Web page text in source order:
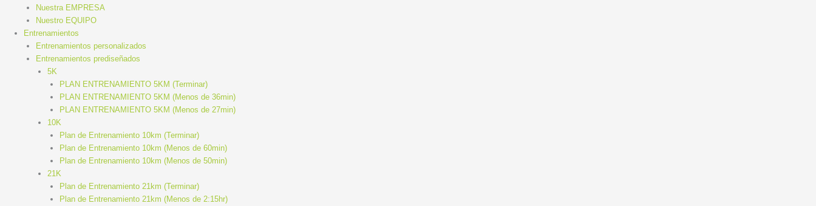
Nuestra EMPRESA
Nuestro EQUIPO
Entrenamientos
Entrenamientos personalizados
Entrenamientos prediseñados
5K
PLAN ENTRENAMIENTO 5KM (Terminar)
PLAN ENTRENAMIENTO 5KM (Menos de 36min)
PLAN ENTRENAMIENTO 5KM (Menos de 27min)
10K
Plan de Entrenamiento 10km (Terminar)
Plan de Entrenamiento 10km (Menos de 60min)
Plan de Entrenamiento 10km (Menos de 50min)
21K
Plan de Entrenamiento 21km (Terminar)
Plan de Entrenamiento 21km (Menos de 2:15hr)